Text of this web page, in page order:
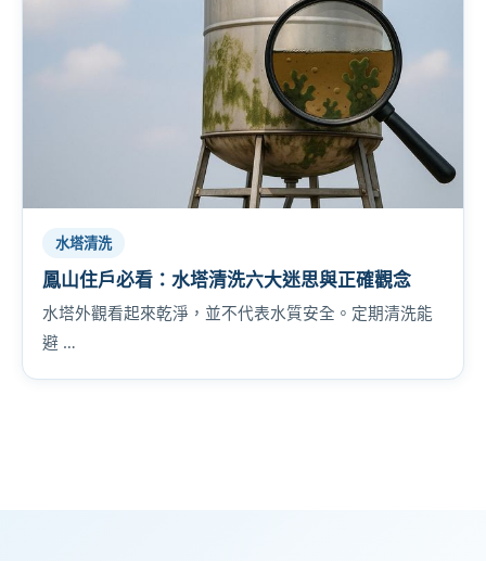
水塔清洗
鳳山住戶必看：水塔清洗六大迷思與正確觀念
水塔外觀看起來乾淨，並不代表水質安全。定期清洗能
避 …